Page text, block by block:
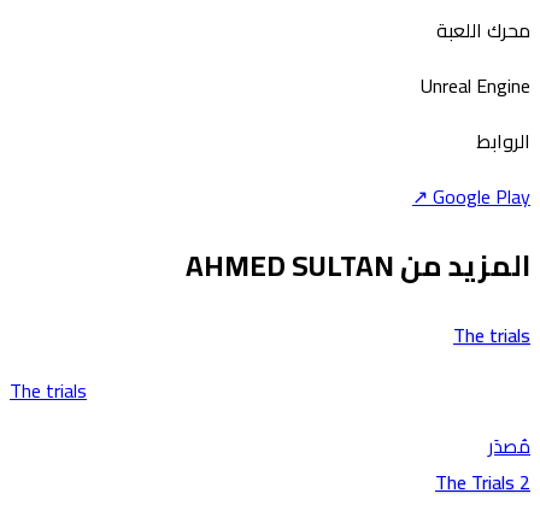
محرك اللعبة
Unreal Engine
الروابط
Google Play
↗
المزيد من AHMED SULTAN
The trials
The trials
مُصدَر
The Trials 2